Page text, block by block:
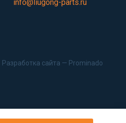
info@liugong-parts.ru
Разработка сайта — Prominado